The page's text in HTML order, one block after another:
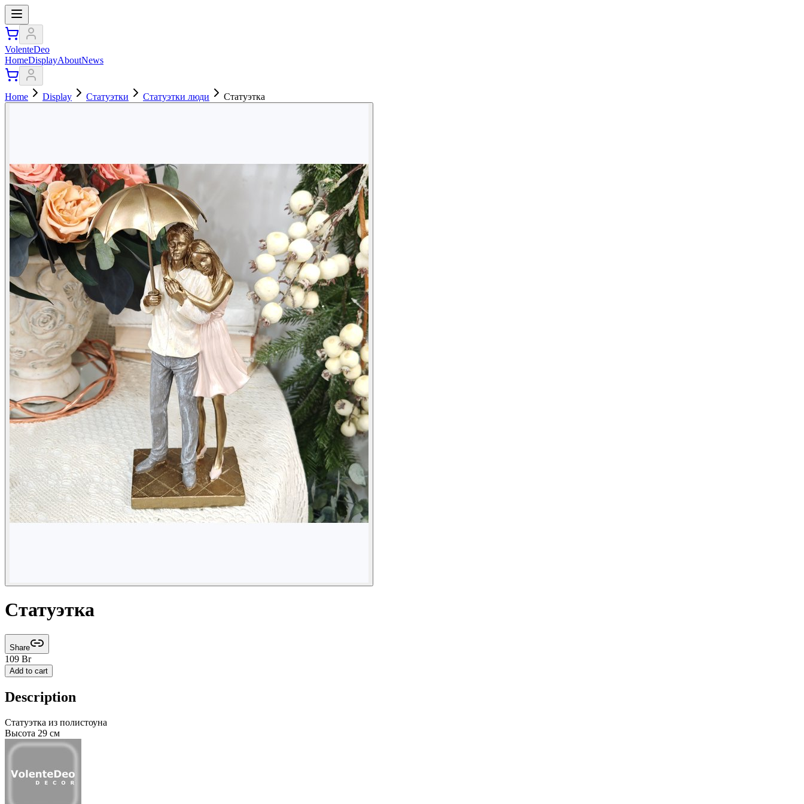
VolenteDeo
HomeDisplayAboutNews
Home Display Статуэтки Статуэтки люди Статуэтка
Статуэтка
Share
109 Br
Add to cart
Description
Статуэтка из полистоуна
Высота 29 см